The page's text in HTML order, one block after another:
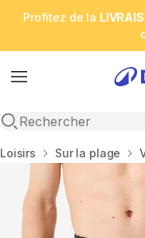
Profitez de la
Menu
Open search
Accueil
Loisirs Sur la plage